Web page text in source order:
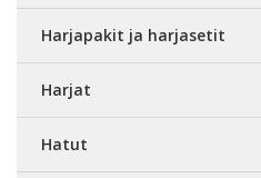
Harjapakit ja harjasetit
Harjat
Hatut